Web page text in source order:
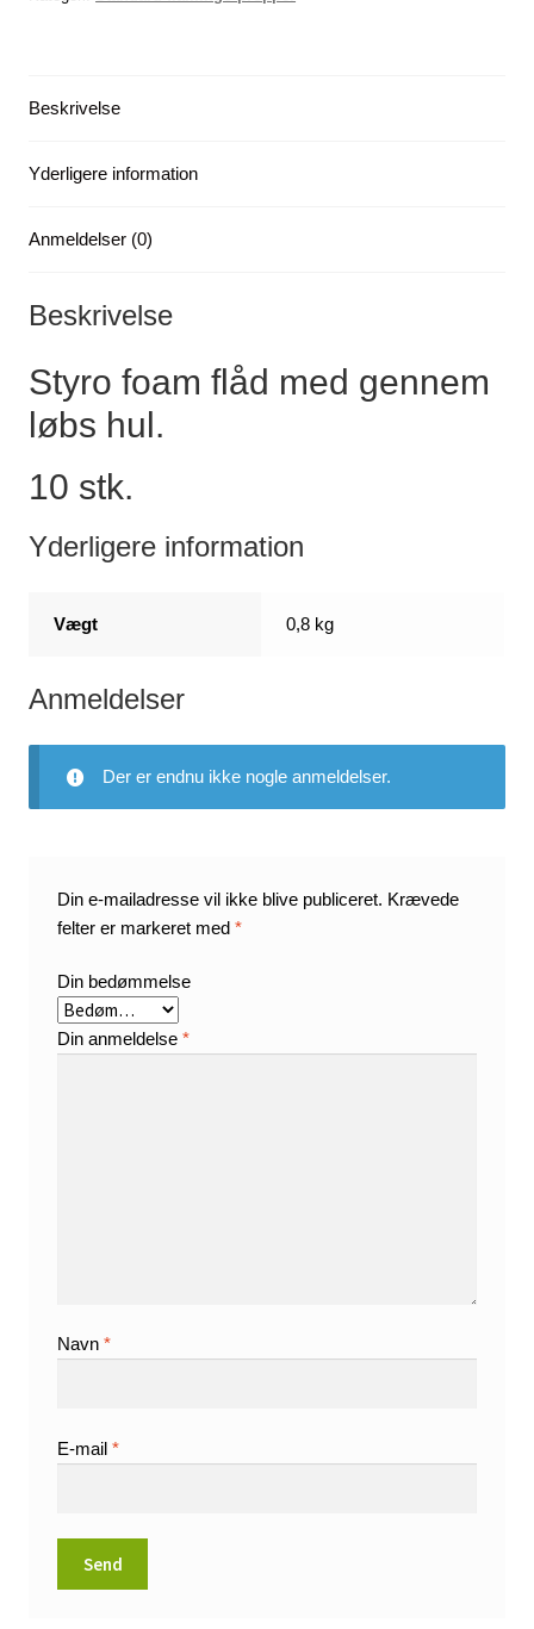
-
x
Beskrivelse
Yderligere information
Anmeldelser (0)
Beskrivelse
Styro foam flåd med gennem
løbs hul.
10 stk.
Yderligere information
Vægt 0,8 kg
Anmeldelser
Der er endnu ikke nogle anmeldelser.
Din e-mailadresse vil ikke blive publiceret. Krævede
felter er markeret med*
Din bedømmelse
Din anmeldelse*
Navn*
E-mail*